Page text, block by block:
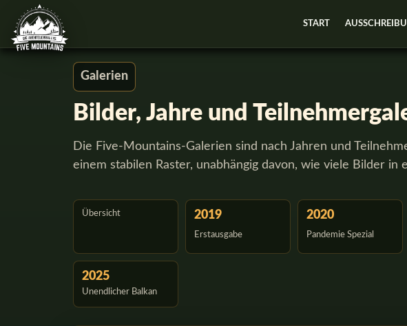
START
Galerien
Bilder, Jahre und
Die Five-Mountains-Galerien sind nach Jahren und
einem stabilen Raster, unabhängig davon, wie viele Bilder in
Übersicht 2019
Erstausgabe
2020
Pandemie Spezial
2025
Unendlicher Balkan